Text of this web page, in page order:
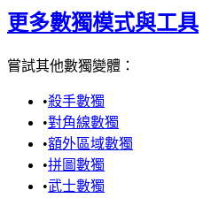
更多數獨模式與工具
嘗試其他數獨變體：
•殺手數獨
•對角線數獨
•額外區域數獨
•拼圖數獨
•武士數獨